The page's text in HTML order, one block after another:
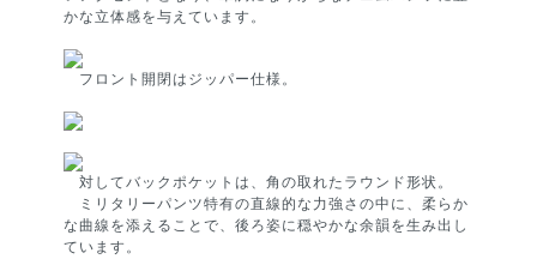
かな立体感を与えています。
フロント開閉はジッパー仕様。
対してバックポケットは、角の取れたラウンド形状。
ミリタリーパンツ特有の直線的な力強さの中に、柔らか
な曲線を添えることで、後ろ姿に穏やかな余韻を生み出し
ています。